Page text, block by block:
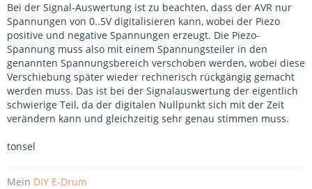
Bei der Signal-Auswertung ist zu beachten, dass der AVR nur
Spannungen von 0..5V digitalisieren kann, wobei der Piezo
positive und negative Spannungen erzeugt. Die Piezo-
Spannung muss also mit einem Spannungsteiler in den
genannten Spannungsbereich verschoben werden, wobei diese
Verschiebung später wieder rechnerisch rückgängig gemacht
werden muss. Das ist bei der Signalauswertung der eigentlich
schwierige Teil, da der digitalen Nullpunkt sich mit der Zeit
verändern kann und gleichzeitig sehr genau stimmen muss.
tonsel
Mein DIY E-Drum